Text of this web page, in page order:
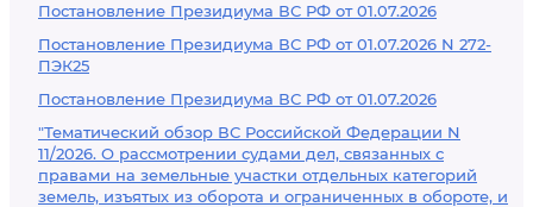
Постановление Президиума ВС РФ от 01.07.2026
Постановление Президиума ВС РФ от 01.07.2026 N 272-
ПЭК25
Постановление Президиума ВС РФ от 01.07.2026
"Тематический обзор ВС Российской Федерации N
11/2026. О рассмотрении судами дел, связанных с
правами на земельные участки отдельных категорий
земель, изъятых из оборота и ограниченных в обороте, и